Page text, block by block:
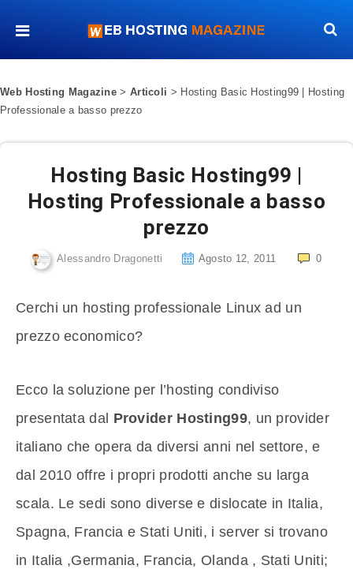
Web Hosting Magazine > Articoli > Hosting Basic Hosting99 | Hosting
Professionale a basso prezzo
Hosting Basic Hosting99 |
Hosting Professionale a basso
prezzo
Alessandro Dragonetti Agosto 12, 2011 0
Cerchi un hosting professionale Linux ad un
prezzo economico?
Ecco la soluzione per l’hosting condiviso
presentata dal Provider Hosting99, un provider
italiano che opera da diversi anni nel settore, e
dal 2010 offre i propri prodotti anche su larga
scala. Le sedi sono diverse e dislocate in Italia,
Spagna, Francia e Stati Uniti, i server si trovano
in Italia ,Germania, Francia, Olanda , Stati Uniti;